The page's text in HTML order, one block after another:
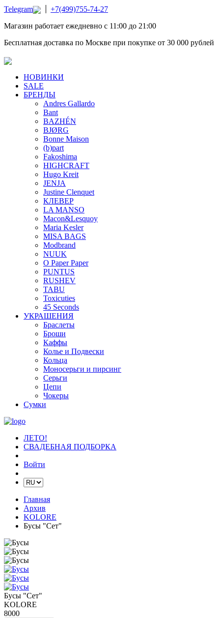
Telegram
+7(499)755-74-27
Магазин работает ежедневно с 11:00 до 21:00
Бесплатная доставка по Москве при покупке от 30 000 рублей
НОВИНКИ
SALE
БРЕНДЫ
Andres Gallardo
Bant
BAZHÉN
BJØRG
Bonne Maison
(b)part
Fakoshima
HIGHCRAFT
Hugo Kreit
JENJA
Justine Clenquet
КЛЕВЕР
LA MANSO
Macon&Lesquoy
Maria Kesler
MISA BAGS
Modbrand
NUUK
O Paper Paper
PUNTUS
RUSHEV
TABU
Toxicuties
45 Seconds
УКРАШЕНИЯ
Браслеты
Броши
Каффы
Колье и Подвески
Кольца
Моносерьги и пирсинг
Серьги
Цепи
Чокеры
Сумки
ЛЕТО!
СВАДЕБНАЯ ПОДБОРКА
Войти
Главная
Архив
KOLORE
Бусы "Сет"
Бусы "Сет"
KOLORE
8000